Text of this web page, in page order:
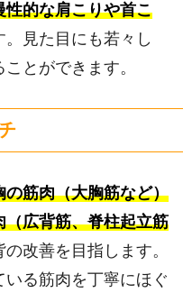
性的な肩こりや首こ
。見た目にも若々し
とができます。
の筋肉（大胸筋など）
広背筋、脊柱起立筋
改善を目指します。
る筋肉を丁寧にほぐ